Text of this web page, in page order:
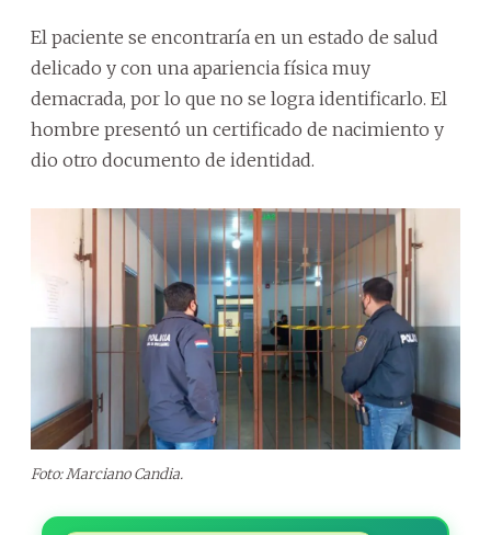
El paciente se encontraría en un estado de salud
delicado y con una apariencia física muy
demacrada, por lo que no se logra identificarlo. El
hombre presentó un certificado de nacimiento y
dio otro documento de identidad.
Foto: Marciano Candia.